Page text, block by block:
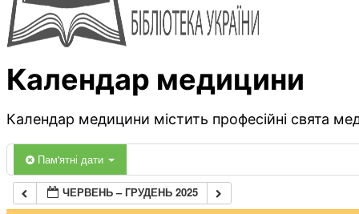
Календар медицини
Календар медицини містить професійні свята
Пам'ятні дати
ЧЕРВЕНЬ – ГРУДЕНЬ 2025